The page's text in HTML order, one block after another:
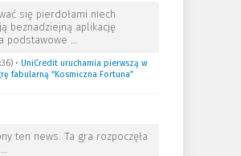
się pierdołami niech
beznadziejną aplikację
podstawowe …
• UniCredit uruchamia pierwszą w
fabularną “Kosmiczna Fortuna”
ten news. Ta gra rozpoczęła
…